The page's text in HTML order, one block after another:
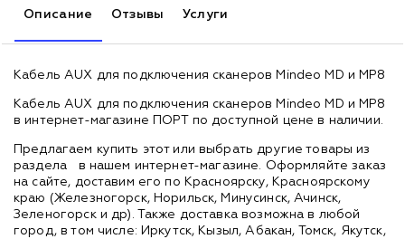
Описание Отзывы Услуги
Кабель AUX для подключения сканеров Mindeo MD и MP8
Кабель AUX для подключения сканеров Mindeo MD и MP8
в интернет-магазине ПОРТ по доступной цене в наличии.
Предлагаем купить этот или выбрать другие товары из
раздела
в нашем интернет-магазине. Оформляйте заказ
на сайте, доставим его по Красноярску, Красноярскому
краю (Железногорск, Норильск, Минусинск, Ачинск,
Зеленогорск и др). Также доставка возможна в любой
город, в том числе: Иркутск, Кызыл, Абакан, Томск, Якутск,